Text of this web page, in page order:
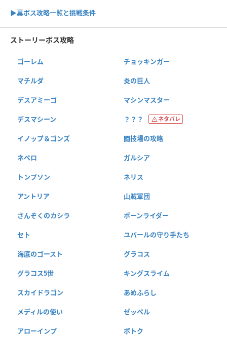
▶裏ボス攻略一覧と挑戦条件
ストーリーボス攻略
ゴーレム チョッキンガー
マチルダ 炎の巨人
デスアミーゴ マシンマスター
デスマシーン ？？？ ネタバレ
イノップ＆ゴンズ 闘技場の攻略
ネペロ ガルシア
トンプソン ネリス
アントリア 山賊軍団
さんぞくのカシラ ボーンライダー
セト ユバールの守り手たち
海底のゴースト グラコス
グラコス5世 キングスライム
スカイドラゴン あめふらし
メディルの使い ゼッペル
アローインプ ボトク